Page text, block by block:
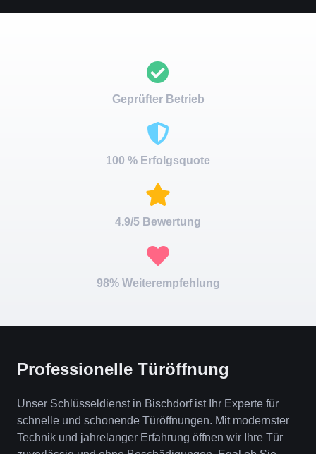
Geprüfter Betrieb
100 % Erfolgsquote
4.9/5 Bewertung
98% Weiterempfehlung
Professionelle Türöffnung
Unser Schlüsseldienst in Bischdorf ist Ihr Experte für
schnelle und schonende Türöffnungen. Mit modernster
Technik und jahrelanger Erfahrung öffnen wir Ihre Tür